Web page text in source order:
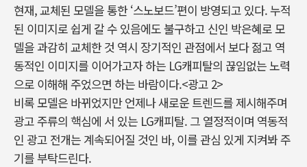
현재, 교체된 모델을 통한 ‘스노보드’편이 방영되고 있다. 누적
된 이미지로 쉽게 갈 수 있음에도 불구하고 신인 박은혜로 모
델을 과감히 교체한 것 역시 장기적인 관점에서 보다 젊고 역
동적인 이미지를 이어가고자 하는 LG캐피탈의 끊임없는 노력
으로 이해해 주었으면 하는 바람이다.<광고 2>
비록 모델은 바뀌었지만 언제나 새로운 트렌드를 제시해주며
광고 주류의 핵심에 서 있는 LG캐피탈. 그 열정적이며 역동적
인 광고 전개는 계속되어질 것인 바, 이를 관심 있게 지켜봐 주
기를 부탁드린다.